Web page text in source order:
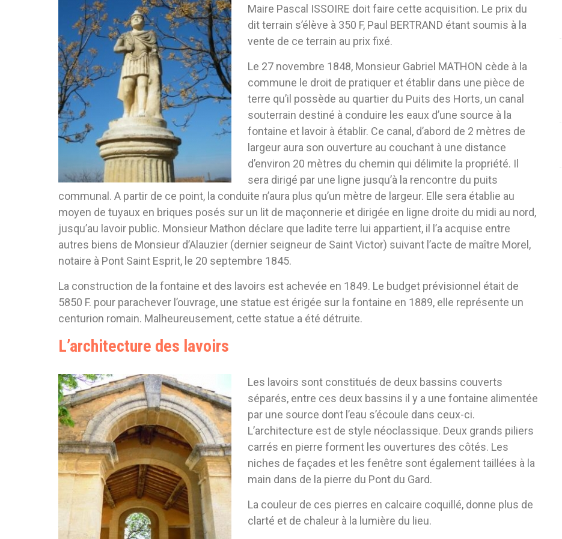
Maire Pascal ISSOIRE doit faire cette acquisition. Le prix du
dit terrain s’élève à 350 F, Paul BERTRAND étant soumis à la
vente de ce terrain au prix fixé.
Le 27 novembre 1848, Monsieur Gabriel MATHON cède à la
commune le droit de pratiquer et établir dans une pièce de
terre qu’il possède au quartier du Puits des Horts, un canal
souterrain destiné à conduire les eaux d’une source à la
fontaine et lavoir à établir. Ce canal, d’abord de 2 mètres de
largeur aura son ouverture au couchant à une distance
d’environ 20 mètres du chemin qui délimite la propriété. Il
sera dirigé par une ligne jusqu’à la rencontre du puits
communal. A partir de ce point, la conduite n’aura plus qu’un mètre de largeur. Elle sera établie au
moyen de tuyaux en briques posés sur un lit de maçonnerie et dirigée en ligne droite du midi au nord,
jusqu’au lavoir public. Monsieur Mathon déclare que ladite terre lui appartient, il l’a acquise entre
autres biens de Monsieur d’Alauzier (dernier seigneur de Saint Victor) suivant l’acte de maître Morel,
notaire à Pont Saint Esprit, le 20 septembre 1845.
La construction de la fontaine et des lavoirs est achevée en 1849. Le budget prévisionnel était de
5850 F. pour parachever l’ouvrage, une statue est érigée sur la fontaine en 1889, elle représente un
centurion romain. Malheureusement, cette statue a été détruite.
L’architecture des lavoirs
Les lavoirs sont constitués de deux bassins couverts
séparés, entre ces deux bassins il y a une fontaine alimentée
par une source dont l’eau s’écoule dans ceux-ci.
L’architecture est de style néoclassique. Deux grands piliers
carrés en pierre forment les ouvertures des côtés. Les
niches de façades et les fenêtre sont également taillées à la
main dans de la pierre du Pont du Gard.
La couleur de ces pierres en calcaire coquillé, donne plus de
clarté et de chaleur à la lumière du lieu.